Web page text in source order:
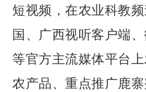
短视频，在农业科教
国、广西视听客户端
等官方主流媒体平台
农产品、重点推广鹿